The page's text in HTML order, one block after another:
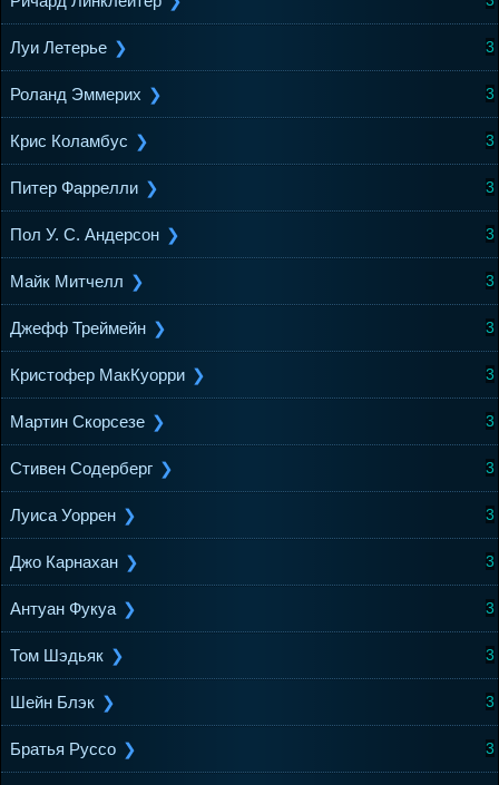
Луи Летерье 3
Роланд Эммерих 3
Крис Коламбус 3
Питер Фаррелли 3
Пол У. С. Андерсон 3
Майк Митчелл 3
Джефф Треймейн 3
Кристофер МакКуорри 3
Мартин Скорсезе 3
Стивен Содерберг 3
Луиса Уоррен 3
Джо Карнахан 3
Антуан Фукуа 3
Том Шэдьяк 3
Шейн Блэк 3
Братья Руссо 3